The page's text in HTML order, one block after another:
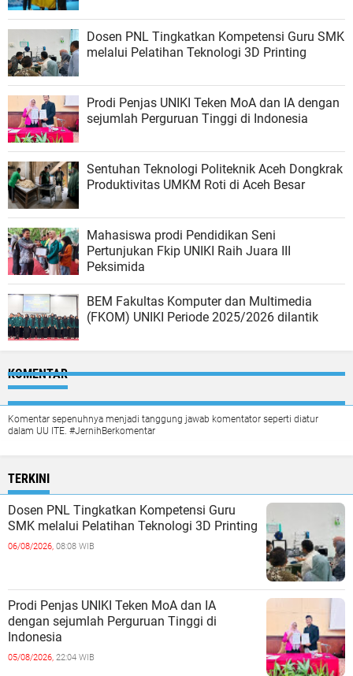
Dosen PNL Tingkatkan Kompetensi Guru SMK
melalui Pelatihan Teknologi 3D Printing
Prodi Penjas UNIKI Teken MoA dan IA dengan
sejumlah Perguruan Tinggi di Indonesia
Sentuhan Teknologi Politeknik Aceh Dongkrak
Produktivitas UMKM Roti di Aceh Besar
Mahasiswa prodi Pendidikan Seni
Pertunjukan Fkip UNIKI Raih Juara III
Peksimida
BEM Fakultas Komputer dan Multimedia
(FKOM) UNIKI Periode 2025/2026 dilantik
KOMENTAR
Komentar sepenuhnya menjadi tanggung jawab komentator seperti diatur
dalam UU ITE. #JernihBerkomentar
TERKINI
Dosen PNL Tingkatkan Kompetensi Guru
SMK melalui Pelatihan Teknologi 3D Printing
06/08/2026, 08:08 WIB
Prodi Penjas UNIKI Teken MoA dan IA
dengan sejumlah Perguruan Tinggi di
Indonesia
05/08/2026, 22:04 WIB